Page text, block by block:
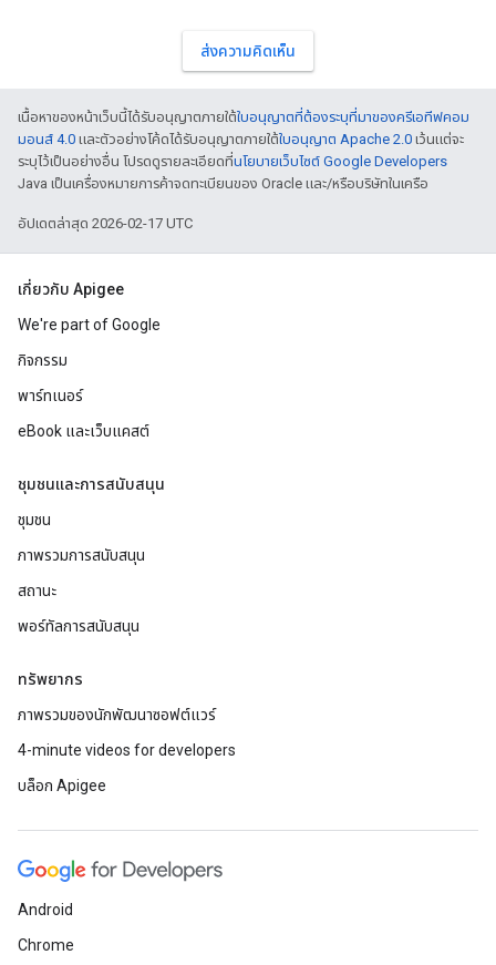
ส่งความคิดเห็น
เนื้อหาของหน้าเว็บนี้ได้รับอนุญาตภายใต้ใบอนุญาตที่ต้องระบุที่มาของครีเอทีฟคอม
มอนส์ 4.0 และตัวอย่างโค้ดได้รับอนุญาตภายใต้ใบอนุญาต Apache 2.0 เว้นแต่จะ
ระบุไว้เป็นอย่างอื่น โปรดดูรายละเอียดที่นโยบายเว็บไซต์ Google Developers
Java เป็นเครื่องหมายการค้าจดทะเบียนของ Oracle และ/หรือบริษัทในเครือ
อัปเดตล่าสุด 2026-02-17 UTC
เกี่ยวกับ Apigee
We're part of Google
กิจกรรม
พาร์ทเนอร์
eBook และเว็บแคสต์
ชุมชนและการสนับสนุน
ชุมชน
ภาพรวมการสนับสนุน
สถานะ
พอร์ทัลการสนับสนุน
ทรัพยากร
ภาพรวมของนักพัฒนาซอฟต์แวร์
4-minute videos for developers
บล็อก Apigee
Android
Chrome